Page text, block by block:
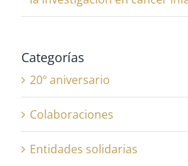
Categorías
20º aniversario
Colaboraciones
Entidades solidarias